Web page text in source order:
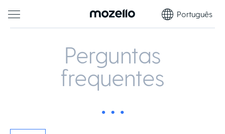
Português
Perguntas
frequentes